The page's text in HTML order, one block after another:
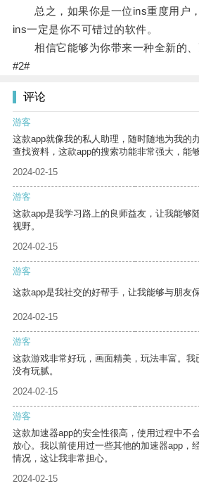
总之，如果你是一位ins重度用户
ins一定是你不可错过的软件。
相信它能够为你带来一种全新的、
#2#
评论
游客
这款app就像我的私人助理，随时随地为我的
查找资料，这款app的搜索功能非常强大，能
2024-02-15
游客
这款app是我学习路上的良师益友，让我能够
视野。
2024-02-15
游客
这款app是我社交的好帮手，让我能够与朋友
2024-02-15
游客
这款游戏非常好玩，画面精美，玩法丰富。
没有玩腻。
2024-02-15
游客
这款加速器app的安全性很高，使用过程中不
放心。我以前使用过一些其他的加速器app，
情况，这让我非常担心。
2024-02-15